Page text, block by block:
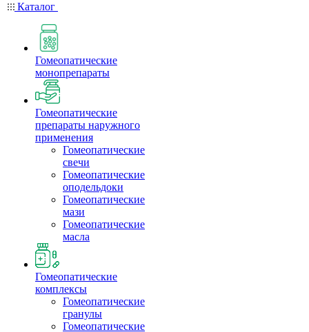
Каталог
Гомеопатические
монопрепараты
Гомеопатические
препараты наружного
применения
Гомеопатические
свечи
Гомеопатические
оподельдоки
Гомеопатические
мази
Гомеопатические
масла
Гомеопатические
комплексы
Гомеопатические
гранулы
Гомеопатические